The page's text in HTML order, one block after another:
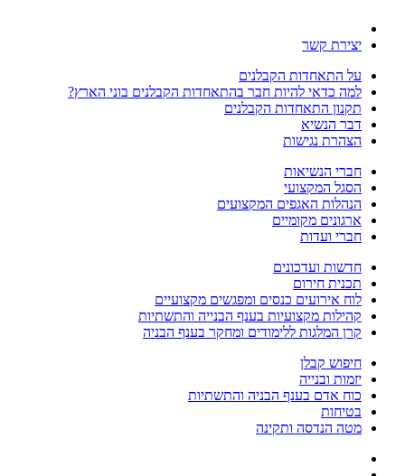
יצירת קשר
על התאחדות הקבלנים
למה כדאי להיות חבר בהתאחדות הקבלנים בוני הארץ?
תקנון התאחדות הקבלנים
דבר הנשיא
הצהרת נגישות
חברי הנשיאות
הסגל המקצועי
הנהלות האגפים המקצועים
ארגונים מקומיים
חברי ועדות
חדשות ועדכונים
תכנית חירום
לוח אירועים כנסים ומפגשים מקצועיים
קהילות מקצועיות בענף הבנייה והתשתיות
קרן המלגות ללימודים ומחקר בענף הבניה
חיפוש קבלן
יזמות ובנייה
כוח אדם בענף הבניה והתשתיות
בטיחות
מטה הנדסה ותקינה